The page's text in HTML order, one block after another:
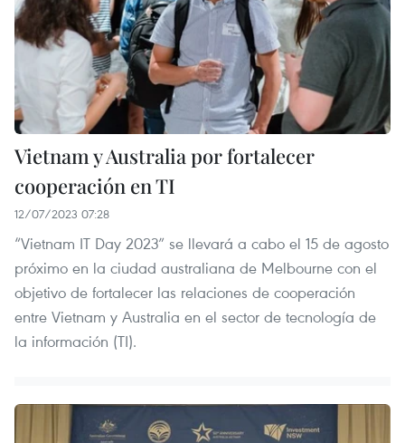
Vietnam y Australia por fortalecer
cooperación en TI
12/07/2023 07:28
“Vietnam IT Day 2023” se llevará a cabo el 15 de agosto
próximo en la ciudad australiana de Melbourne con el
objetivo de fortalecer las relaciones de cooperación
entre Vietnam y Australia en el sector de tecnología de
la información (TI).